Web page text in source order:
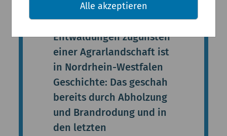
Der Landnutzungswandel
im Sinne von
Entwaldungen zugunsten
einer Agrarlandschaft ist
in Nordrhein-Westfalen
Geschichte: Das geschah
bereits durch Abholzung
und Brandrodung und in
den letzten
Alle akzeptieren